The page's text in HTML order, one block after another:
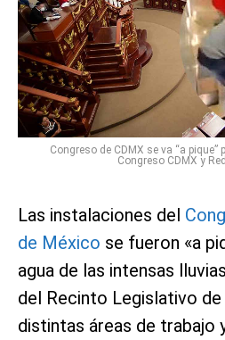
Congreso de CDMX se va “a
Congreso CDMX y
Las instalaciones del
de México se fueron «a
agua de las intensas
del Recinto Legislativo
distintas áreas de trabajo